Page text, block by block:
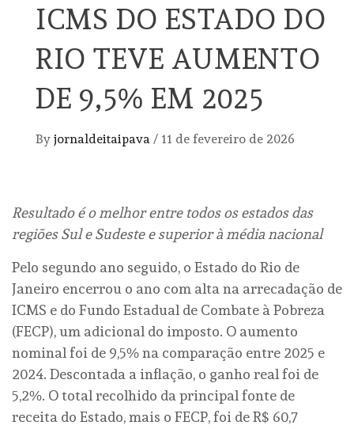
ICMS DO ESTADO DO
RIO TEVE AUMENTO
DE 9,5% EM 2025
By jornaldeitaipava / 11 de fevereiro de 2026
Resultado é o melhor entre todos os estados das
regiões Sul e Sudeste e superior à média nacional
Pelo segundo ano seguido, o Estado do Rio de
Janeiro encerrou o ano com alta na arrecadação de
ICMS e do Fundo Estadual de Combate à Pobreza
(FECP), um adicional do imposto. O aumento
nominal foi de 9,5% na comparação entre 2025 e
2024. Descontada a inflação, o ganho real foi de
5,2%. O total recolhido da principal fonte de
receita do Estado, mais o FECP, foi de R$ 60,7